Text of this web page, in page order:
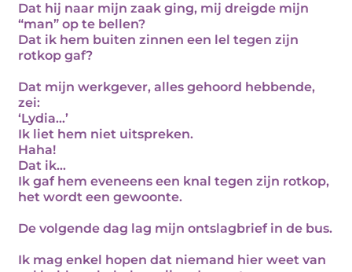
Dat hij naar mijn zaak ging, mij dreigde mijn
“man” op te bellen?
Dat ik hem buiten zinnen een lel tegen zijn
rotkop gaf?
Dat mijn werkgever, alles gehoord hebbende,
zei:
‘Lydia…’
Ik liet hem niet uitspreken.
Haha!
Dat ik…
Ik gaf hem eveneens een knal tegen zijn rotkop,
het wordt een gewoonte.
De volgende dag lag mijn ontslagbrief in de bus.
Ik mag enkel hopen dat niemand hier weet van